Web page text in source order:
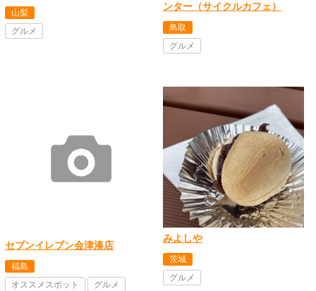
山梨
グルメ
ンター（サイクルカフェ）
鳥取
グルメ
セブンイレブン会津湊店
福島
オススメスポット
グルメ
みよしや
茨城
グルメ